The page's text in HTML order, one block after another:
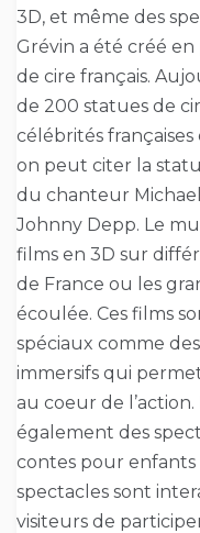
3D, et même des
Grévin a été créé
de cire français.
de 200 statues de
célébrités
on peut citer la
du chanteur
Johnny Depp. Le
films en 3D sur
de France ou les
écoulée. Ces films
spéciaux comme
immersifs qui
au coeur de
également des
contes pour enfants
spectacles sont
visiteurs de